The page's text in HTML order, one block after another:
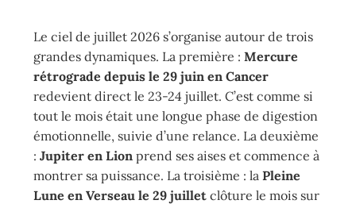
Le ciel de juillet 2026 s’organise autour de trois
grandes dynamiques. La première : Mercure
rétrograde depuis le 29 juin en Cancer
redevient direct le 23-24 juillet. C’est comme si
tout le mois était une longue phase de digestion
émotionnelle, suivie d’une relance. La deuxième
: Jupiter en Lion prend ses aises et commence à
montrer sa puissance. La troisième : la Pleine
Lune en Verseau le 29 juillet clôture le mois sur